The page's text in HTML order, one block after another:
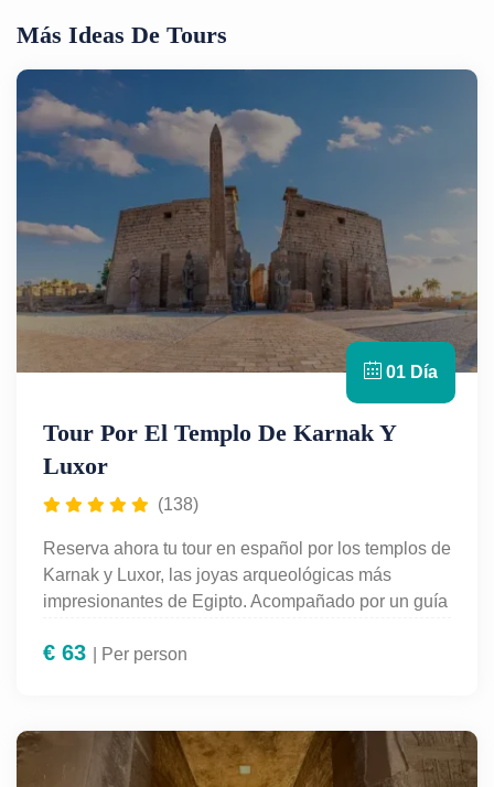
Más Ideas De Tours
01 Día
Tour Por El Templo De Karnak Y
Luxor
(138)
Reserva ahora tu tour en español por los templos de
Karnak y Luxor, las joyas arqueológicas más
impresionantes de Egipto. Acompañado por un guía
caminarás por la Avenida de las Esfinges y
la época de los faraones. Traslados, entradas y guía
profesional incluidos. Ideal para viajeros que
€ 63 | Per person